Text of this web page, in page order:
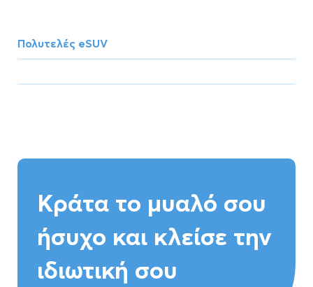
Πολυτελές eSUV
Κράτα το μυαλό σου
ήσυχο και κλείσε την
ιδιωτική σου